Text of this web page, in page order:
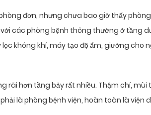
đơn, nhưng chưa bao giờ thấy
các phòng bệnh thông thường ở tầng
không khí, máy tạo độ ẩm, giường cho
rãi hơn tầng bảy rất nhiều. Thậm chí, mùi
là phòng bệnh viện, hoàn toàn là viện